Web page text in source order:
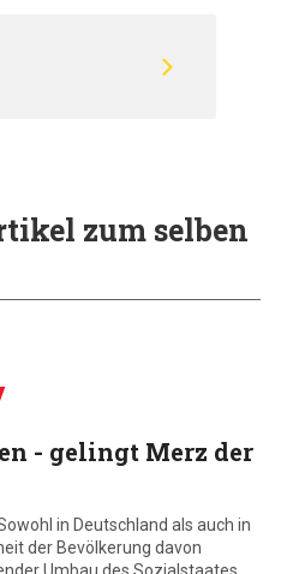
zum selben
- gelingt Merz der
in Deutschland als auch in
der Bevölkerung davon